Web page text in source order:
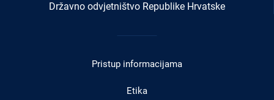
Državno odvjetništvo Republike Hrvatske
Pristup informacijama
Etika